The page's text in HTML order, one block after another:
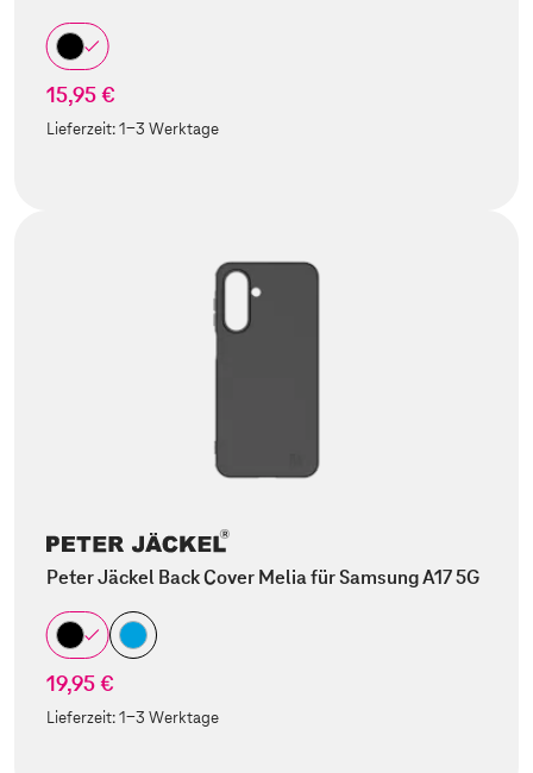
15,95 €
Lieferzeit:1-3 Werktage
Peter Jäckel Back Cover Melia für Samsung A17 5G
19,95 €
Lieferzeit:1-3 Werktage